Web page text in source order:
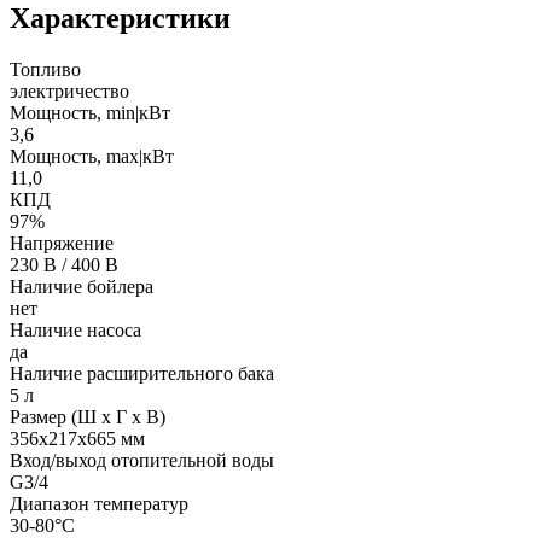
Характеристики
Топливо
электричество
Мощность, min|кВт
3,6
Мощность, max|кВт
11,0
КПД
97%
Напряжение
230 В / 400 В
Наличие бойлера
нет
Наличие насоса
да
Наличие расширительного бака
5 л
Размер (Ш х Г х В)
356х217х665 мм
Вход/выход отопительной воды
G3/4
Диапазон температур
30-80°С